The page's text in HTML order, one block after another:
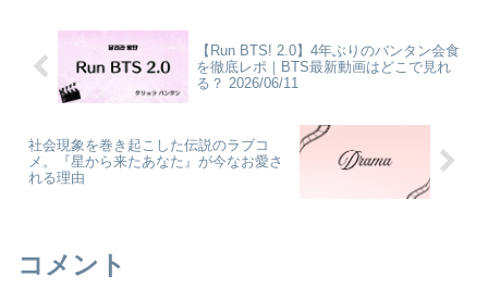
【Run BTS! 2.0】4年ぶりのバンタン会食
を徹底レポ｜BTS最新動画はどこで見れ
る？ 2026/06/11
社会現象を巻き起こした伝説のラブコ
メ。『星から来たあなた』が今なお愛さ
れる理由
コメント